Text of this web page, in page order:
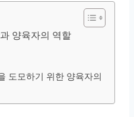
양육자의 역할
도모하기 위한 양육자의